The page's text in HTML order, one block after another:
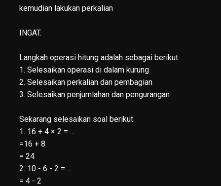
kemudian lakukan perkalian
INGAT.
Langkah operasi hitung adalah sebagai berikut.
1. Selesaikan operasi di dalam kurung
2. Selesaikan perkalian dan pembagian
3. Selesaikan penjumlahan dan pengurangan
Sekarang selesaikan soal berikut.
1. 16 + 4 × 2 = ...
=16 + 8
= 24
2. 10 - 6 - 2 = ...
= 4 - 2